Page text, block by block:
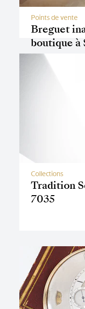
Breguet
boutique à
Points de vente
Tradition
7035
Collections